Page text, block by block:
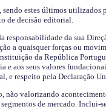
estes últimos utilizados
de decisão editorial.
responsabilidade da sua
a quaisquer forças ou
da República
e aos seus valores
e respeito pela Declaração
não valorizando
de mercado.